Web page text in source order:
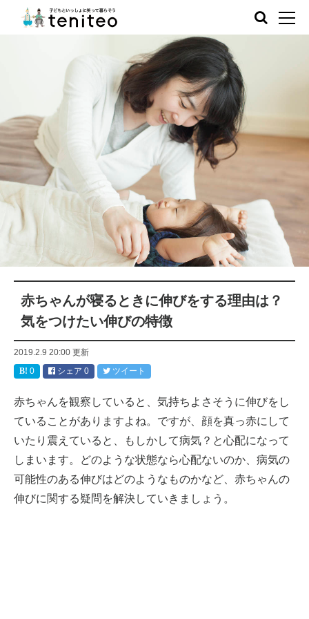
赤ちゃんが寝るときに伸びをする理由は？
気をつけたい伸びの特徴
2019.2.9 20:00 更新
0
シェア 0 ツイート
赤ちゃんを観察していると、気持ちよさそうに伸びをし
ていることがありますよね。ですが、顔を真っ赤にして
いたり震えていると、もしかして病気？と心配になって
しまいます。どのような状態なら心配ないのか、病気の
可能性のある伸びはどのようなものかなど、赤ちゃんの
伸びに関する疑問を解決していきましょう。